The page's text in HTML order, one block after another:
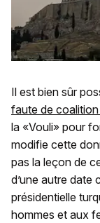
Il est bien sûr
faute de
la «Vouli» pour
modifie cette
pas la leçon de
d’une autre date
présidentielle
hommes et aux